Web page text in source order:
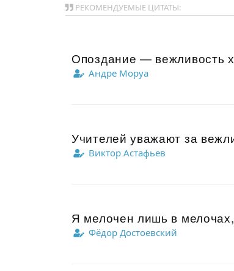
РЕКОМЕНДУЕМЫЕ ЦИТАТЫ:
Опоздание — вежливость
Андре Моруа
Учителей уважают за
Виктор Астафьев
Я мелочен лишь в
Фёдор Достоевский